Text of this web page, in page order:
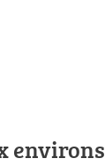
environs